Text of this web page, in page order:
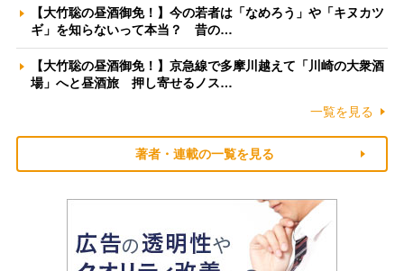
【大竹聡の昼酒御免！】今の若者は「なめろう」や「キヌカツ
ギ」を知らないって本当？ 昔の…
【大竹聡の昼酒御免！】京急線で多摩川越えて「川崎の大衆酒
場」へと昼酒旅 押し寄せるノス…
一覧を見る
著者・連載の一覧を見る